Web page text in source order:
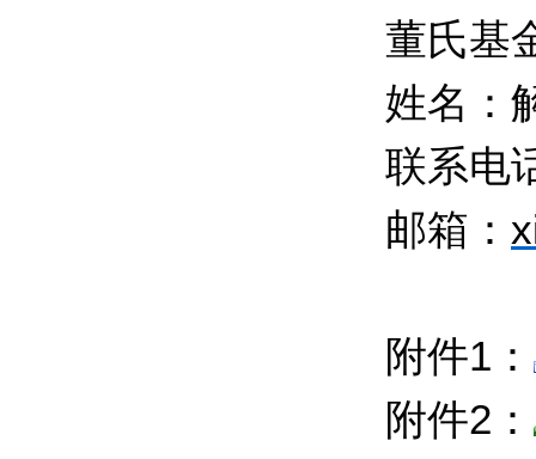
董氏基
姓名：
联系电
邮箱：
附件1：
附件2：